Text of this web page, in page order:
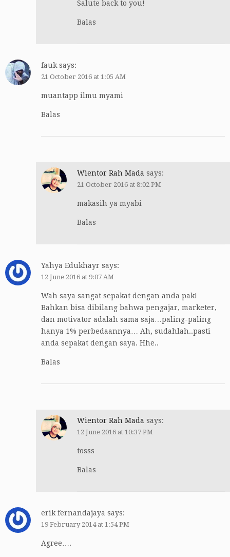
Salute back to you!
Balas
fauk says:
21 October 2016 at 1:05 AM
muantapp ilmu myami
Balas
Wientor Rah Mada says:
21 October 2016 at 8:02 PM
makasih ya myabi
Balas
Yahya Edukhayr says:
12 June 2016 at 9:07 AM
Wah saya sangat sepakat dengan anda pak!
Bahkan bisa dibilang bahwa pengajar, marketer,
dan motivator adalah sama saja…paling-paling
hanya 1% perbedaannya… Ah, sudahlah..pasti
anda sepakat dengan saya. Hhe..
Balas
Wientor Rah Mada says:
12 June 2016 at 10:37 PM
tosss
Balas
erik fernandajaya says:
19 February 2014 at 1:54 PM
Agree….